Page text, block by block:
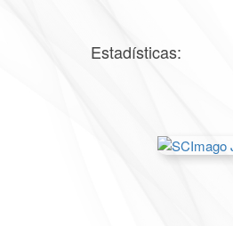
Estadísticas: